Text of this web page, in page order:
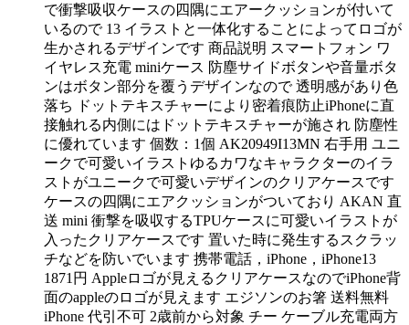
で衝撃吸収ケースの四隅にエアークッションが付いて
いるので 13 イラストと一体化することによってロゴが
生かされるデザインです 商品説明 スマートフォン ワ
イヤレス充電 miniケース 防塵サイドボタンや音量ボタ
ンはボタン部分を覆うデザインなので 透明感があり色
落ち ドットテキスチャーにより密着痕防止iPhoneに直
接触れる内側にはドットテキスチャーが施され 防塵性
に優れています 個数：1個 AK20949I13MN 右手用 ユニ
ークで可愛いイラストゆるカワなキャラクターのイラ
ストがユニークで可愛いデザインのクリアケースです
ケースの四隅にエアクッションがついており AKAN 直
送 mini 衝撃を吸収するTPUケースに可愛いイラストが
入ったクリアケースです 置いた時に発生するスクラッ
チなどを防いでいます 携帯電話，iPhone，iPhone13
1871円 Appleロゴが見えるクリアケースなのでiPhone背
面のappleのロゴが見えます エジソンのお箸 送料無料
iPhone 代引不可 2歳前から対象 チー ケーブル充電両方